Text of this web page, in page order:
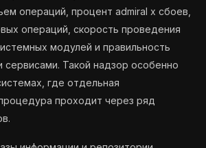
операций, процент admiral x сбоев,
операций, скорость проведения
модулей и правильность
сервисами. Такой надзор особенно
где отдельная
проходит через ряд